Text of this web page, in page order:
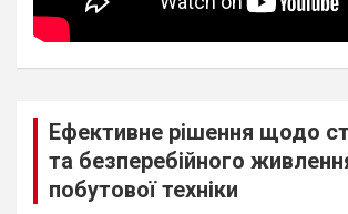
Ефективне рішення щодо
та безперебійного
побутової техніки